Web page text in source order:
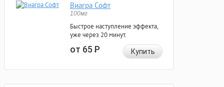
Виагра Софт
100мг
Быстрое наступление эффекта,
уже через 20 минут.
от 65Р Купить